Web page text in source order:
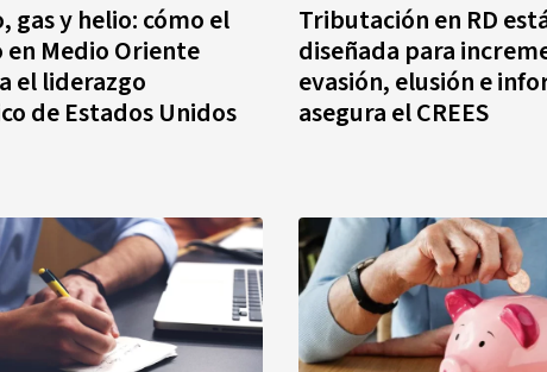
gas y helio: cómo el
Medio Oriente
el liderazgo
de Estados Unidos
Tributación en RD
diseñada para
evasión, elusión e
asegura el CREES